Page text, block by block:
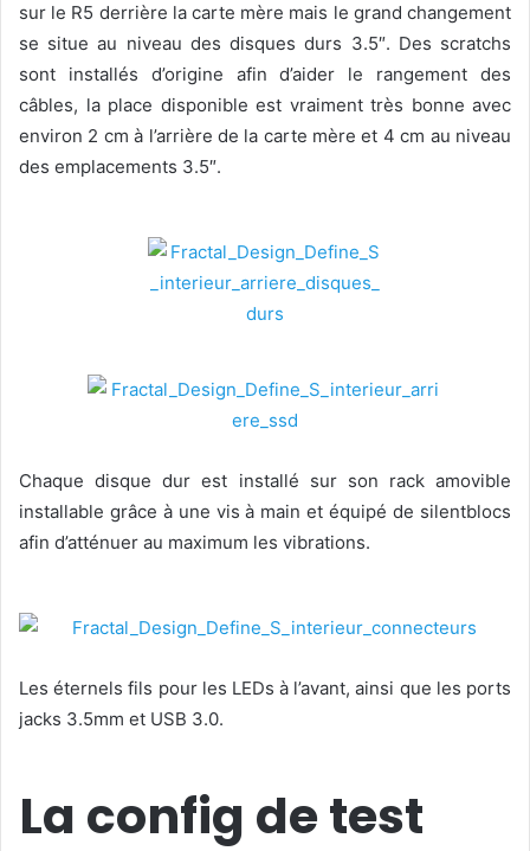
sur le R5 derrière la carte mère mais le grand changement
se situe au niveau des disques durs 3.5″. Des scratchs
sont installés d’origine afin d’aider le rangement des
câbles, la place disponible est vraiment très bonne avec
environ 2 cm à l’arrière de la carte mère et 4 cm au niveau
des emplacements 3.5″.
Chaque disque dur est installé sur son rack amovible
installable grâce à une vis à main et équipé de silentblocs
afin d’atténuer au maximum les vibrations.
Les éternels fils pour les LEDs à l’avant, ainsi que les ports
jacks 3.5mm et USB 3.0.
La config de test